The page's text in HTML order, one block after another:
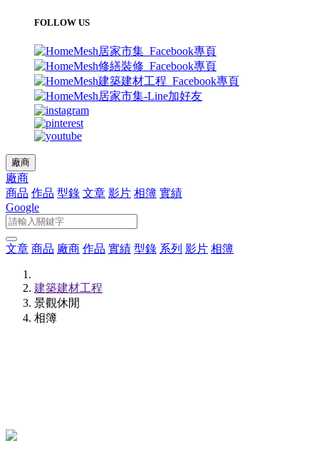
FOLLOW US
廠商
廠商
商品 作品 型錄 文章 影片 相簿 實績
Google
文章 商品 廠商 作品 實績 型錄 系列 影片 相簿
建築建材工程
景觀休閒
相簿